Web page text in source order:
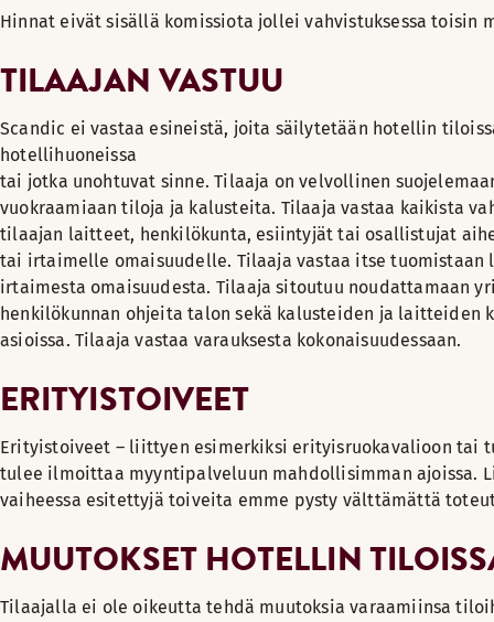
Hinnat eivät sisällä komissiota jollei vahvistuksessa toisin
TILAAJAN VASTUU
Scandic ei vastaa esineistä, joita säilytetään hotellin
hotellihuoneissa
tai jotka unohtuvat sinne. Tilaaja on velvollinen
vuokraamiaan tiloja ja kalusteita. Tilaaja vastaa kaikista
tilaajan laitteet, henkilökunta, esiintyjät tai osallistujat
tai irtaimelle omaisuudelle. Tilaaja vastaa itse tuomistaan
irtaimesta omaisuudesta. Tilaaja sitoutuu noudattamaan
henkilökunnan ohjeita talon sekä kalusteiden ja laitteiden
asioissa. Tilaaja vastaa varauksesta kokonaisuudessaan.
ERITYISTOIVEET
Erityistoiveet – liittyen esimerkiksi erityisruokavalioon tai
tulee ilmoittaa myyntipalveluun mahdollisimman ajoissa.
vaiheessa esitettyjä toiveita emme pysty välttämättä
MUUTOKSET HOTELLIN
Tilaajalla ei ole oikeutta tehdä muutoksia varaamiinsa